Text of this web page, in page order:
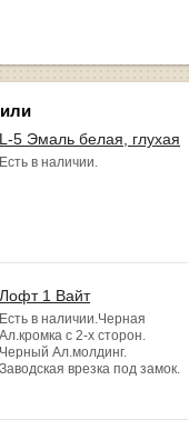
L-5 Эмаль белая, глухая
Есть в наличии.
Лофт 1 Вайт
Есть в наличии.Черная
Ал.кромка с 2-х сторон.
Черный Ал.молдинг.
Заводская врезка под замок.